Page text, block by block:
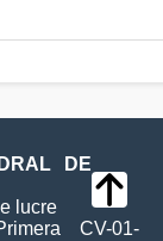
DE
lucre
CV-01-